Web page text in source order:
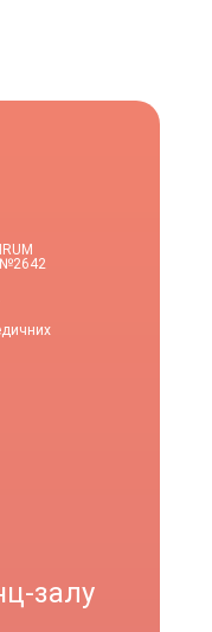
№2642
залу